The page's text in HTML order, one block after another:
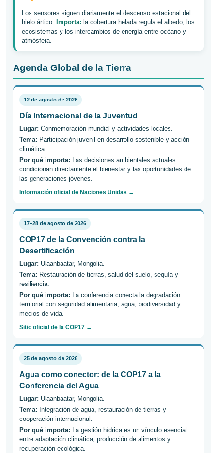
Los sensores siguen diariamente el descenso estacional del
hielo ártico. Importa: la cobertura helada regula el albedo, los
ecosistemas y los intercambios de energía entre océano y
atmósfera.
Agenda Global de la Tierra
12 de agosto de 2026
Día Internacional de la Juventud
Lugar: Conmemoración mundial y actividades locales.
Tema: Participación juvenil en desarrollo sostenible y acción
climática.
Por qué importa: Las decisiones ambientales actuales
condicionan directamente el bienestar y las oportunidades de
las generaciones jóvenes.
Información oficial de Naciones Unidas →
17–28 de agosto de 2026
COP17 de la Convención contra la
Desertificación
Lugar: Ulaanbaatar, Mongolia.
Tema: Restauración de tierras, salud del suelo, sequía y
resiliencia.
Por qué importa: La conferencia conecta la degradación
territorial con seguridad alimentaria, agua, biodiversidad y
medios de vida.
Sitio oficial de la COP17 →
25 de agosto de 2026
Agua como conector: de la COP17 a la
Conferencia del Agua
Lugar: Ulaanbaatar, Mongolia.
Tema: Integración de agua, restauración de tierras y
cooperación internacional.
Por qué importa: La gestión hídrica es un vínculo esencial
entre adaptación climática, producción de alimentos y
recuperación ecológica.